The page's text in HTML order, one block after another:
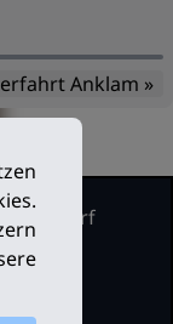
Anklam »